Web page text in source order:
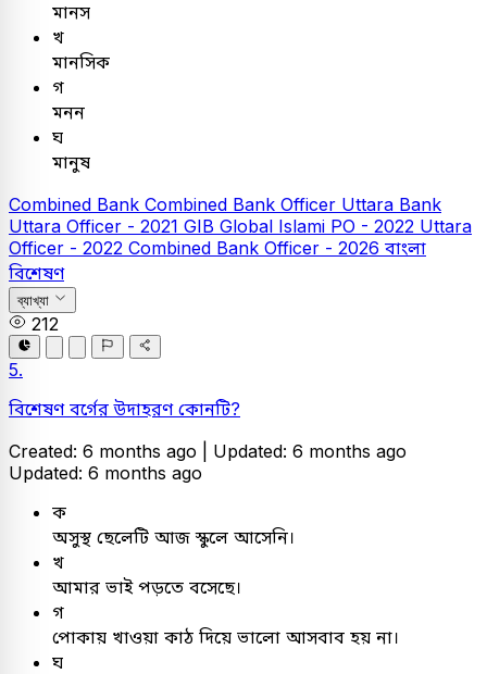
মানস
খ
মানসিক
গ
মনন
ঘ
মানুষ
Combined Bank Combined Bank Officer Uttara Bank
Uttara Officer - 2021 GIB Global Islami PO - 2022 Uttara
Officer - 2022 Combined Bank Officer - 2026 বাংলা
বিশেষণ
ব্যাখ্যা
212
5.
বিশেষণ বর্গের উদাহরণ কোনটি?
Created: 6 months ago | Updated: 6 months ago
Updated: 6 months ago
ক
অসুস্থ ছেলেটি আজ স্কুলে আসেনি।
খ
আমার ভাই পড়তে বসেছে।
গ
পোকায় খাওয়া কাঠ দিয়ে ভালো আসবাব হয় না।
ঘ